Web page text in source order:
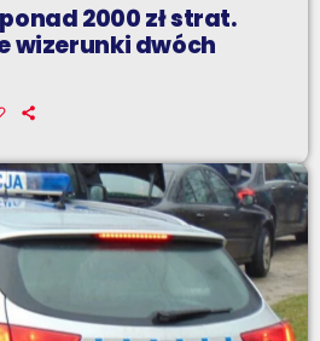
2000 zł strat.
wizerunki dwóch